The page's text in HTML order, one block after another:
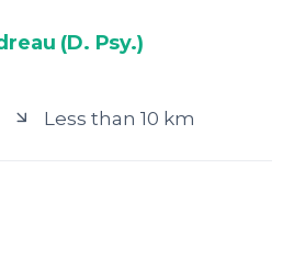
(D. Psy.)
Less than 10 km